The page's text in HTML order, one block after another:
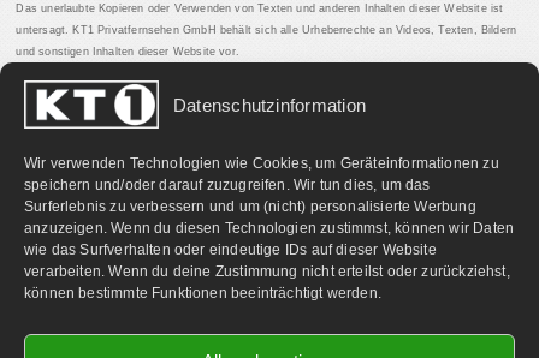
Datenschutzinformation
Wir verwenden Technologien wie Cookies, um Geräteinformationen zu
speichern und/oder darauf zuzugreifen. Wir tun dies, um das
Surferlebnis zu verbessern und um (nicht) personalisierte Werbung
anzuzeigen. Wenn du diesen Technologien zustimmst, können wir Daten
wie das Surfverhalten oder eindeutige IDs auf dieser Website
verarbeiten. Wenn du deine Zustimmung nicht erteilst oder zurückziehst,
können bestimmte Funktionen beeinträchtigt werden.
Das unerlaubte Kopieren oder Verwenden von Texten und anderen Inhalten dieser Website ist
untersagt. KT1 Privatfernsehen GmbH behält sich alle Urheberrechte an Videos, Texten, Bildern
und sonstigen Inhalten dieser Website vor.
PARTNERLINKS: